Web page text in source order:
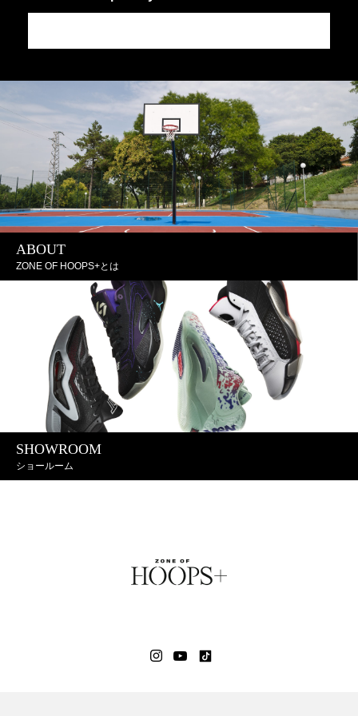
ABOUT
ZONE OF HOOPS+とは
SHOWROOM
ショールーム